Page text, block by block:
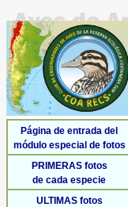
Página de entrada del
módulo especial de fotos
PRIMERAS fotos
de cada especie
ULTIMAS fotos